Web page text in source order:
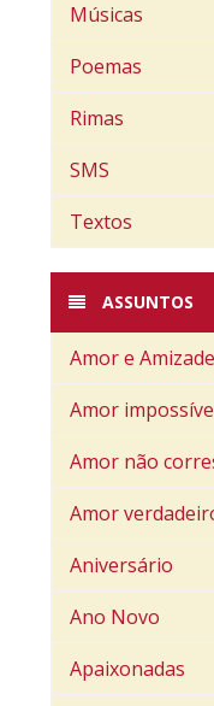
Músicas
Poemas
Rimas
SMS
Textos
ASSUNTOS
Amor e Amizade
Amor
Amor não
Amor
Aniversário
Ano Novo
Apaixonadas